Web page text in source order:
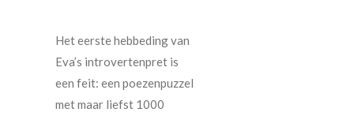
Het eerste hebbeding van
Eva’s introvertenpret is
een feit: een poezenpuzzel
met maar liefst 1000